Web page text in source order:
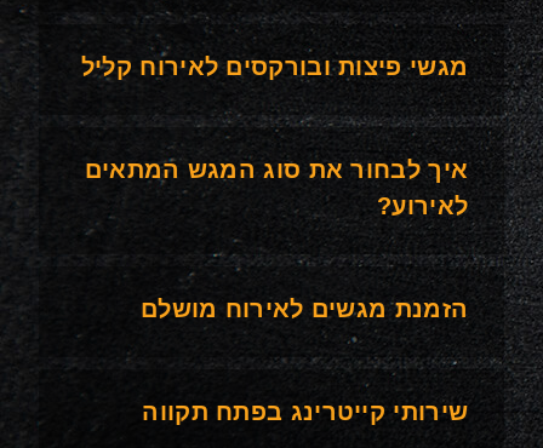
מגשי פיצות ובורקסים לאירוח קליל
איך לבחור את סוג המגש המתאים
לאירוע?
הזמנת מגשים לאירוח מושלם
שירותי קייטרינג בפתח תקווה